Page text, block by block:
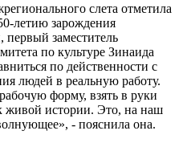
слета отметила
летию зарождения
первый заместитель
по культуре Зинаида
по действенности с
людей в реальную работу.
форму, взять в руки
живой истории. Это, на наш
- пояснила она.